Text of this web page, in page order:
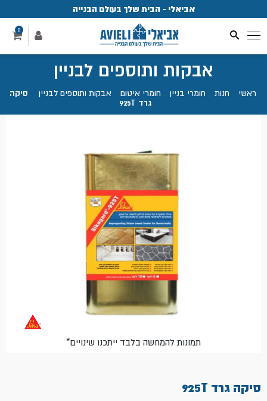
אביאלי - הבית שלך בעולם הבנייה
0
אבקות ותוספים לבניין
ראשי חנות חומרי בניין חומרי איטום אבקות ותוספים לבניין
סיקה
גרד 925T
סיקה גרד 925T
*תמונות להמחשה בלבד ייתכנו שינויים